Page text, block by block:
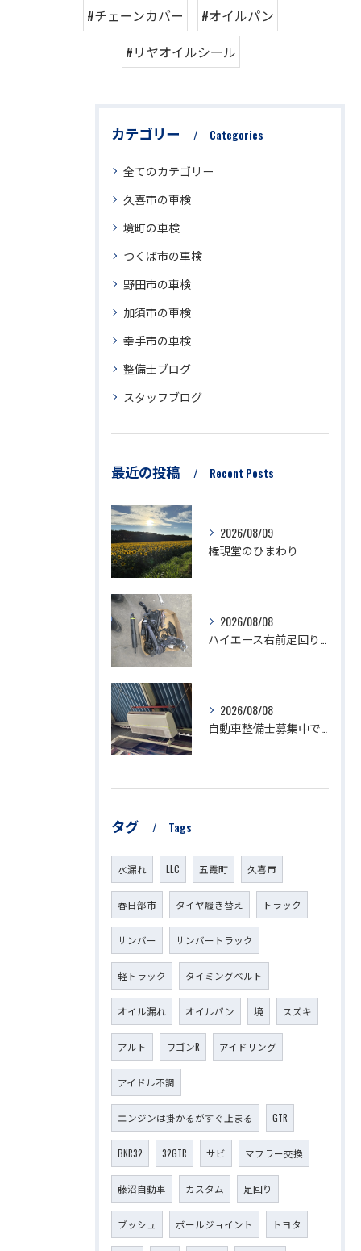
#チェーンカバー
#オイルパン
#リヤオイルシール
カテゴリー Categories
全てのカテゴリー
久喜市の車検
境町の車検
つくば市の車検
野田市の車検
加須市の車検
幸手市の車検
整備士ブログ
スタッフブログ
最近の投稿 Recent Posts
2026/08/09
権現堂のひまわり
2026/08/08
2026/08/08
タグ Tags
水漏れ LLC 五霞町 久喜市
春日部市 タイヤ履き替え トラック
サンバー サンバートラック
軽トラック タイミングベルト
オイル漏れ オイルパン 境 スズキ
アルト ワゴンR アイドリング
アイドル不調
エンジンは掛かるがすぐ止まる GTR
BNR32 32GTR サビ マフラー交換
藤沼自動車 カスタム 足回り
ブッシュ ボールジョイント トヨタ